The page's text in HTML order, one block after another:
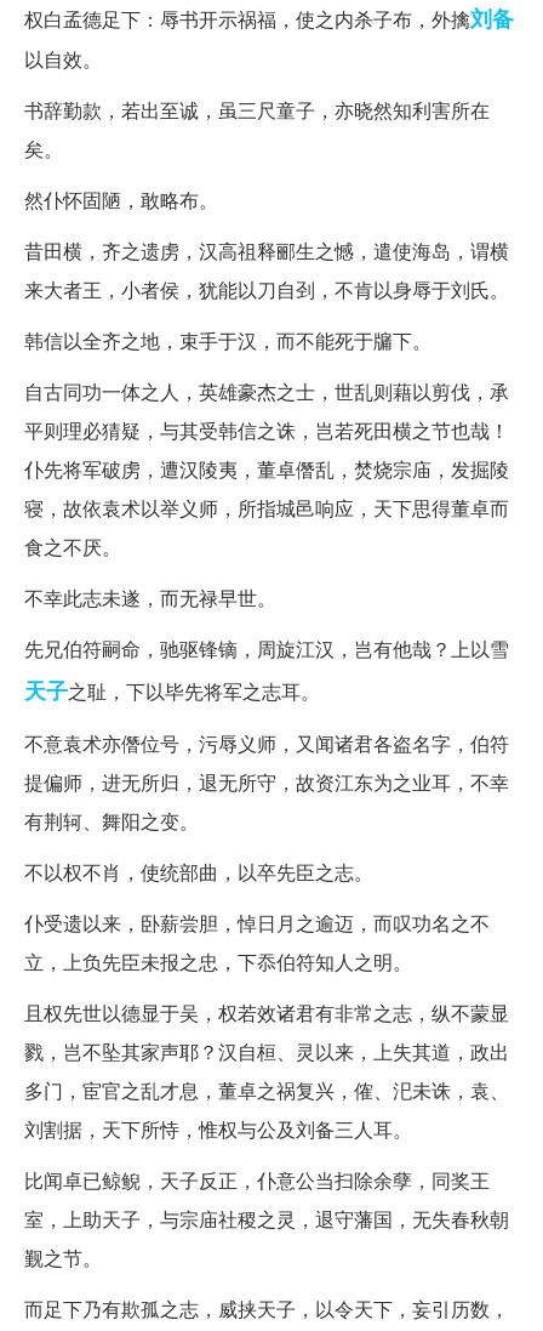
权白孟德足下：辱书开示祸福，使之内杀子布，外擒刘备
以自效。
书辞勤款，若出至诚，虽三尺童子，亦晓然知利害所在
矣。
然仆怀固陋，敢略布。
昔田横，齐之遗虏，汉高祖释郦生之憾，遣使海岛，谓横
来大者王，小者侯，犹能以刀自刭，不肯以身辱于刘氏。
韩信以全齐之地，束手于汉，而不能死于牖下。
自古同功一体之人，英雄豪杰之士，世乱则藉以剪伐，承
平则理必猜疑，与其受韩信之诛，岂若死田横之节也哉！
仆先将军破虏，遭汉陵夷，董卓僭乱，焚烧宗庙，发掘陵
寝，故依袁术以举义师，所指城邑响应，天下思得董卓而
食之不厌。
不幸此志未遂，而无禄早世。
先兄伯符嗣命，驰驱锋镝，周旋江汉，岂有他哉？上以雪
天子之耻，下以毕先将军之志耳。
不意袁术亦僭位号，污辱义师，又闻诸君各盗名字，伯符
提偏师，进无所归，退无所守，故资江东为之业耳，不幸
有荆轲、舞阳之变。
不以权不肖，使统部曲，以卒先臣之志。
仆受遗以来，卧薪尝胆，悼日月之逾迈，而叹功名之不
立，上负先臣未报之忠，下忝伯符知人之明。
且权先世以德显于吴，权若效诸君有非常之志，纵不蒙显
戮，岂不坠其家声耶？汉自桓、灵以来，上失其道，政出
多门，宦官之乱才息，董卓之祸复兴，傕、汜未诛，袁、
刘割据，天下所恃，惟权与公及刘备三人耳。
比闻卓已鲸鲵，天子反正，仆意公当扫除余孽，同奖王
室，上助天子，与宗庙社稷之灵，退守藩国，无失春秋朝
觐之节。
而足下乃有欺孤之志，威挟天子，以令天下，妄引历数，